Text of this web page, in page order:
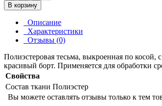
В корзину
Описание
Характеристики
Отзывы (0)
Полиэстеровая тесьма, выкроенная по косой,
красивый борт. Применяется для обработки
Свойства
Состав ткани Полиэстер
Вы можете оставлять отзывы только к тем